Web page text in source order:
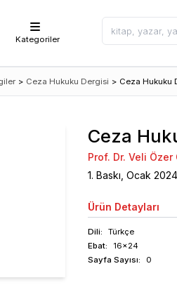
Kategoriler
> Ceza Hukuku Dergisi > Ceza Hukuku
Ceza
Prof. Dr. Veli Özer
1. Baskı, Ocak 2024
Ürün Detayları
Dili:
Türkçe
Ebat:
16x24
Sayfa Sayısı: 0